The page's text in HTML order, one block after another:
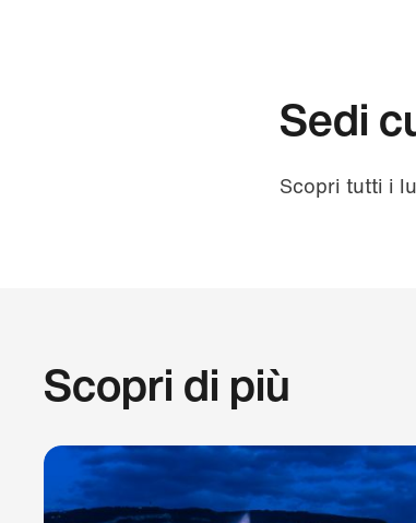
Sedi
Scopri tutti i
Scopri di più